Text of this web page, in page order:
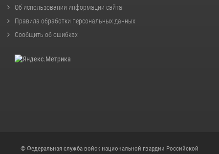
Об использовании информации сайта
Правила обработки персональных данных
Сообщить об ошибках
© Федеральная служба войск национальной гвардии Российской